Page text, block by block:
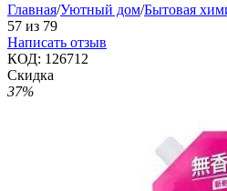
Главная/Уютный дом/Бытовая
57 из 79
Написать отзыв
КОД: 126712
Скидка
37%